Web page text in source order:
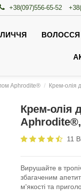
+38(097)556-65-52
ВОЛОССЯ
Aphrodite® Крем-олія
Крем-олія
11
Вирушайте в
збагаченим
м'якості та